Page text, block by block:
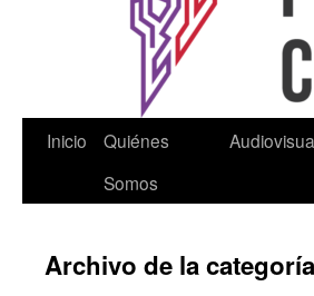
Inicio
Quiénes
Somos
Archivo de la